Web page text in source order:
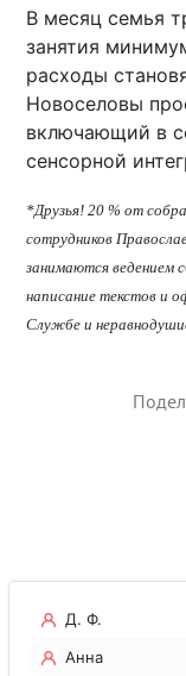
В месяц семья
занятия
расходы
Новоселовы
включающий в
сенсорной
*Друзья! 20 % от
сотрудников
занимаются ведением
написание текстов и
Службе и
Д. Ф.
Анна